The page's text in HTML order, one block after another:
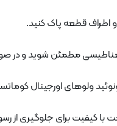
اطراف قطعه پاک کنید.
مطمئن شوید و در
ولوهای اورجینال
با کیفیت برای جلوگیری از